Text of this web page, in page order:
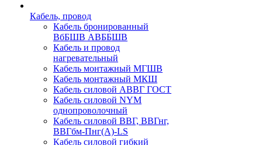
Кабель, провод
Кабель бронированный
ВбБШВ АВББШВ
Кабель и провод
нагревательный
Кабель монтажный МГШВ
Кабель монтажный МКШ
Кабель силовой АВВГ ГОСТ
Кабель силовой NYM
однопроволочный
Кабель силовой ВВГ, ВВГнг,
ВВГбм-Пнг(А)-LS
Кабель силовой гибкий